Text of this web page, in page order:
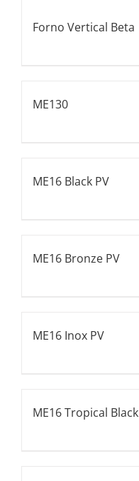
Forno Vertical Beta
ME130
ME16 Black PV
ME16 Bronze PV
ME16 Inox PV
ME16 Tropical Black